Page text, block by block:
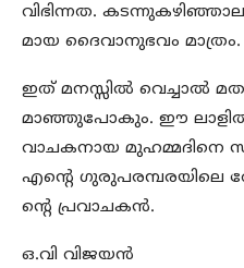
വിഭിന്നത.
മായ ദൈവാനുഭവം
ഇത് മനസ്സില്‍
മാഞ്ഞുപോകും. ഈ
വാചകനായ മുഹമ്മദിനെ
എന്‍റെ ഗുരുപരമ്പരയിലെ
ന്‍റെ പ്രവാചകന്‍.
ഒ.വി വിജയൻ